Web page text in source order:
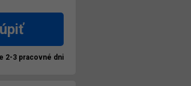
2-3 pracovné dni